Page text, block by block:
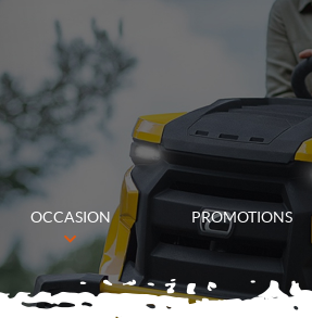
OCCASION PROMOTIONS